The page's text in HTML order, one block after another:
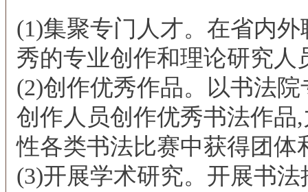
(1)集聚专门人才。在省内
秀的专业创作和理论研究
(2)创作优秀作品。以书法
创作人员创作优秀书法作
性各类书法比赛中获得团体
(3)开展学术研究。开展书